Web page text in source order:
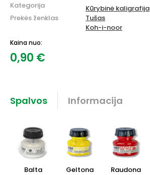
Kategorija
Prekės ženklas
Kūrybinė kaligrafija
Tušas
Koh-i-noor
Kaina nuo:
0,90 €
Spalvos Informacija
Balta Geltona Raudona